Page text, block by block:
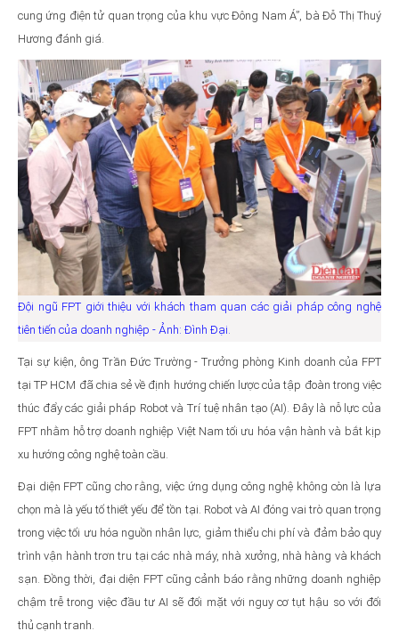
cung ứng điện tử quan trọng của khu vực Đông Nam Á”, bà Đỗ Thị Thuý
Hương đánh giá.
Đội ngũ FPT giới thiệu với khách tham quan các giải pháp công nghệ
tiên tiến của doanh nghiệp - Ảnh: Đình Đại.
Tại sự kiện, ông Trần Đức Trường - Trưởng phòng Kinh doanh của FPT
tại TP HCM đã chia sẻ về định hướng chiến lược của tập đoàn trong việc
thúc đẩy các giải pháp Robot và Trí tuệ nhân tạo (AI). Đây là nỗ lực của
FPT nhằm hỗ trợ doanh nghiệp Việt Nam tối ưu hóa vận hành và bắt kịp
xu hướng công nghệ toàn cầu.
Đại diện FPT cũng cho rằng, việc ứng dụng công nghệ không còn là lựa
chọn mà là yếu tố thiết yếu để tồn tại. Robot và AI đóng vai trò quan trọng
trong việc tối ưu hóa nguồn nhân lực, giảm thiểu chi phí và đảm bảo quy
trình vận hành trơn tru tại các nhà máy, nhà xưởng, nhà hàng và khách
sạn. Đồng thời, đại diện FPT cũng cảnh báo rằng những doanh nghiệp
chậm trễ trong việc đầu tư AI sẽ đối mặt với nguy cơ tụt hậu so với đối
thủ cạnh tranh.